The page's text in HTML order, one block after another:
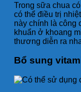
Trong sữa chua
có thể điều trị
này chính là công
khuẩn ở khoang
thương diễn ra
Bổ sung